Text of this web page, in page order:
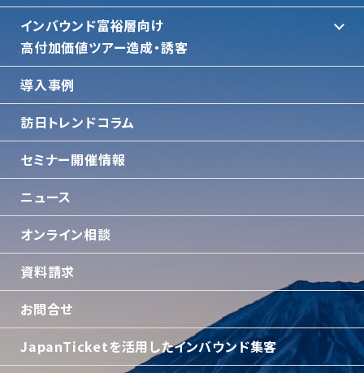
インバウンド富裕層向け
⾼付加価値ツアー造成・誘客
導入事例
訪日トレンドコラム
セミナー開催情報
ニュース
オンライン相談
資料請求
お問合せ
JapanTicketを活用したインバウンド集客